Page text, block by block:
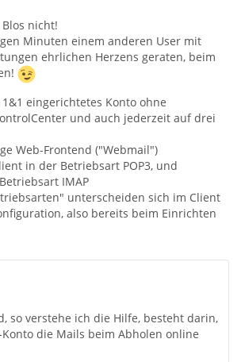
nicht!
Minuten einem anderen User mit
ehrlichen Herzens geraten, beim
eingerichtetes Konto ohne
und auch jederzeit auf drei
Web-Frontend ("Webmail")
in der Betriebsart POP3, und
IMAP
unterscheiden sich im Client
also bereits beim Einrichten
so verstehe ich die Hilfe, besteht darin,
die Mails beim Abholen online